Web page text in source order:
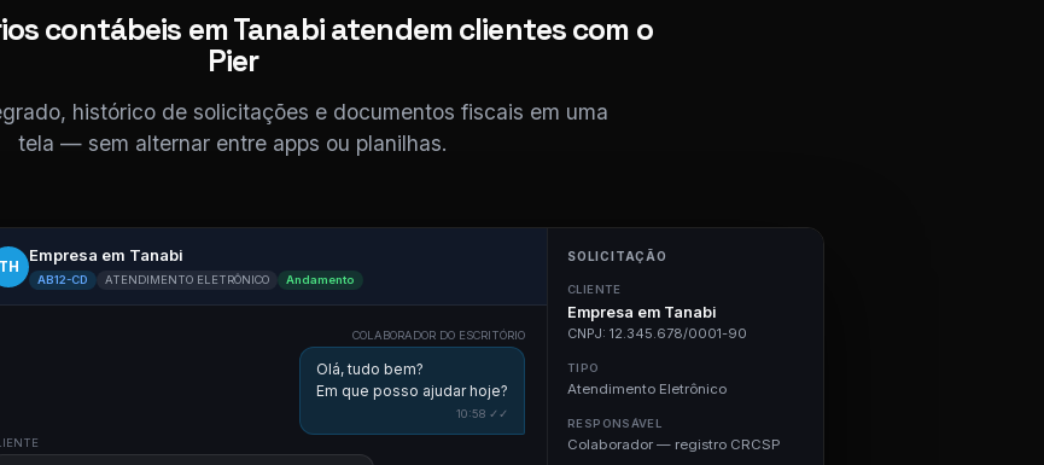
contábeis em Tanabi atendem clientes com o
Pier
histórico de solicitações e documentos fiscais em uma
tela — sem alternar entre apps ou planilhas.
TH
Empresa em Tanabi
AB12-CD ATENDIMENTO ELETRÔNICO Andamento
COLABORADOR DO ESCRITÓRIO
Olá, tudo bem?
Em que posso ajudar hoje?
10:58 ✓✓
SOLICITAÇÃO
CLIENTE
Empresa em Tanabi
CNPJ: 12.345.678/0001-90
TIPO
Atendimento Eletrônico
RESPONSÁVEL
Colaborador — registro CRCSP